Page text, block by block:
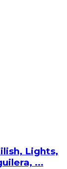
Lights,
...